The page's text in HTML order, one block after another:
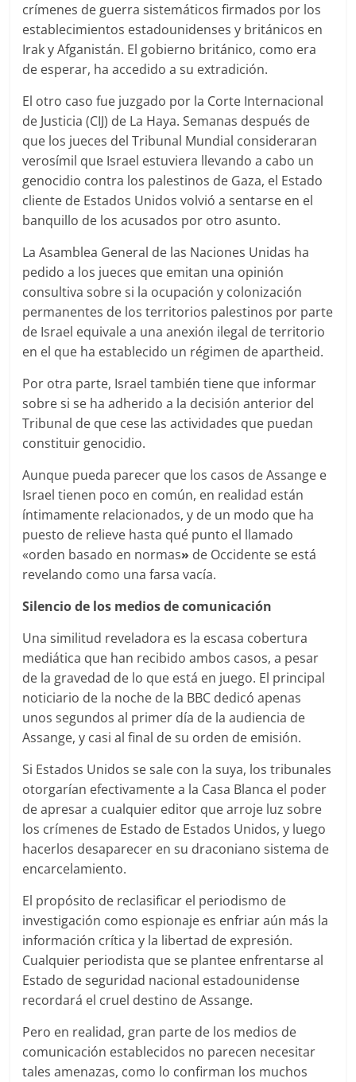
crímenes de guerra sistemáticos firmados por los
establecimientos estadounidenses y británicos en
Irak y Afganistán. El gobierno británico, como era
de esperar, ha accedido a su extradición.
El otro caso fue juzgado por la Corte Internacional
de Justicia (CIJ) de La Haya. Semanas después de
que los jueces del Tribunal Mundial consideraran
verosímil que Israel estuviera llevando a cabo un
genocidio contra los palestinos de Gaza, el Estado
cliente de Estados Unidos volvió a sentarse en el
banquillo de los acusados por otro asunto.
La Asamblea General de las Naciones Unidas ha
pedido a los jueces que emitan una opinión
consultiva sobre si la ocupación y colonización
permanentes de los territorios palestinos por parte
de Israel equivale a una anexión ilegal de territorio
en el que ha establecido un régimen de apartheid.
Por otra parte, Israel también tiene que informar
sobre si se ha adherido a la decisión anterior del
Tribunal de que cese las actividades que puedan
constituir genocidio.
Aunque pueda parecer que los casos de Assange e
Israel tienen poco en común, en realidad están
íntimamente relacionados, y de un modo que ha
puesto de relieve hasta qué punto el llamado
«orden basado en normas» de Occidente se está
revelando como una farsa vacía.
Silencio de los medios de comunicación
Una similitud reveladora es la escasa cobertura
mediática que han recibido ambos casos, a pesar
de la gravedad de lo que está en juego. El principal
noticiario de la noche de la BBC dedicó apenas
unos segundos al primer día de la audiencia de
Assange, y casi al final de su orden de emisión.
Si Estados Unidos se sale con la suya, los tribunales
otorgarían efectivamente a la Casa Blanca el poder
de apresar a cualquier editor que arroje luz sobre
los crímenes de Estado de Estados Unidos, y luego
hacerlos desaparecer en su draconiano sistema de
encarcelamiento.
El propósito de reclasificar el periodismo de
investigación como espionaje es enfriar aún más la
información crítica y la libertad de expresión.
Cualquier periodista que se plantee enfrentarse al
Estado de seguridad nacional estadounidense
recordará el cruel destino de Assange.
Pero en realidad, gran parte de los medios de
comunicación establecidos no parecen necesitar
tales amenazas, como lo confirman los muchos